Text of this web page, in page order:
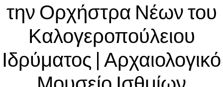
την Ορχήστρα Νέων του
Καλογεροπούλειου
Ιδρύματος | Αρχαιολογικό